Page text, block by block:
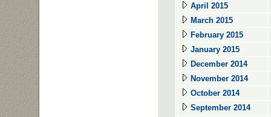
April 2015
March 2015
February 2015
January 2015
December 2014
November 2014
October 2014
September 2014